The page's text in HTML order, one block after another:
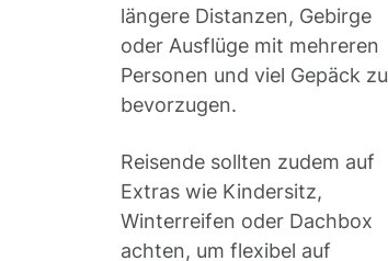
längere Distanzen, Gebirge
oder Ausflüge mit mehreren
Personen und viel Gepäck zu
bevorzugen.
Reisende sollten zudem auf
Extras wie Kindersitz,
Winterreifen oder Dachbox
achten, um flexibel auf